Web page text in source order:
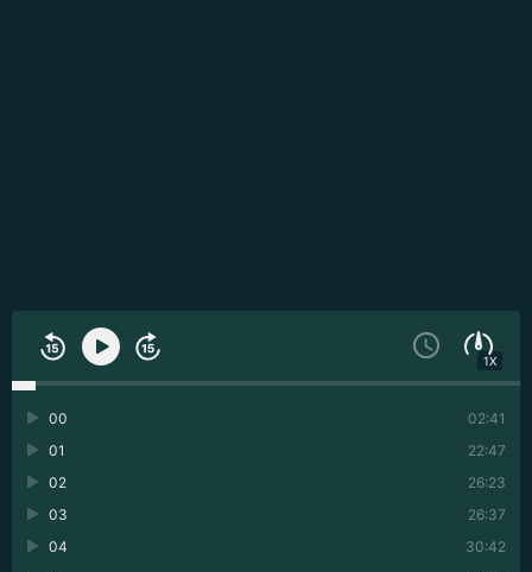
1X
02:41
00
22:47
01
26:23
02
26:37
03
30:42
04